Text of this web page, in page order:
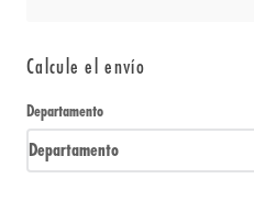
Calcule el envío
Departamento
Departamento